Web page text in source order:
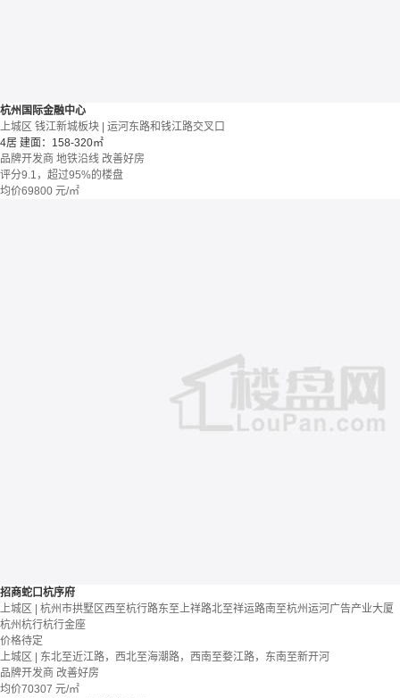
杭州国际金融中心
上城区 钱江新城板块 | 运河东路和钱江路交叉口
4居 建面：158-320㎡
品牌开发商 地铁沿线 改善好房
评分9.1，超过95%的楼盘
均价69800 元/㎡
招商蛇口杭序府
上城区 | 杭州市拱墅区西至杭行路东至上祥路北至祥运路南至杭州运河广告产业大厦
杭州杭行杭行金座
价格待定
上城区 | 东北至近江路，西北至海潮路，西南至婺江路，东南至新开河
品牌开发商 改善好房
均价70307 元/㎡